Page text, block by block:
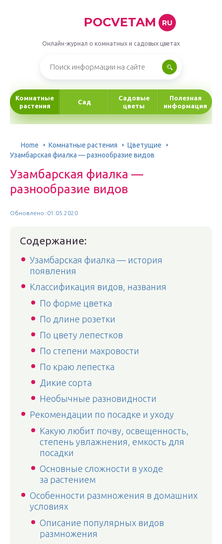
POCVETAM RU
Онлайн-журнал о комнатных и садовых цветах
Комнатные
растения
Сад
Садовые
цветы
Полезная
информация
Home Комнатные растения
Цветущие
Узамбарская фиалка — разнообразие видов
Узамбарская фиалка —
разнообразие видов
Обновлено: 01.05.2020
Содержание:
Узамбарская фиалка — история
появления
Классификация видов, названия
По форме цветка
По длине розетки
По цвету лепестков
По степени махровости
По краю лепестка
Дикие сорта
Необычные разновидности
Рекомендации по посадке и уходу
Какую любит почву, освещенность,
степень увлажнения, емкость для
посадки
Основные сложности в уходе
за растением
Особенности размножения в домашних
условиях
Описание популярных видов
размножения